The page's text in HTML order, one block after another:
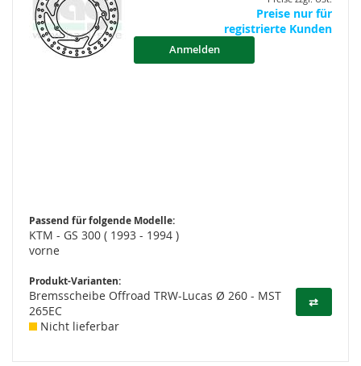
Preise nur für
registrierte Kunden
Anmelden
Passend für folgende Modelle:
KTM - GS 300 ( 1993 - 1994 )
vorne
Produkt-Varianten:
⇄
Bremsscheibe Offroad TRW-Lucas Ø 260 - MST
265EC
Nicht lieferbar